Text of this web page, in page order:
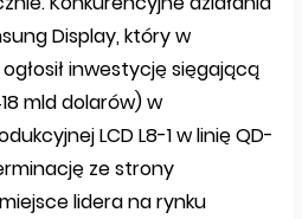
Display, który w
inwestycję sięgającą
mld dolarów) w
LCD L8-1 w linię QD-
ze strony
lidera na rynku